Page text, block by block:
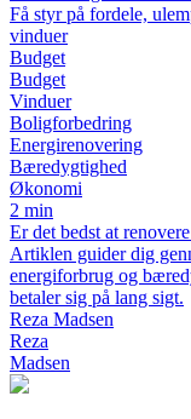
Få styr på fordele,
vinduer
Budget
Budget
Vinduer
Boligforbedring
Energirenovering
Bæredygtighed
Økonomi
2 min
Er det bedst at
Artiklen guider dig
energiforbrug og
betaler sig på lang sigt.
Reza Madsen
Reza
Madsen